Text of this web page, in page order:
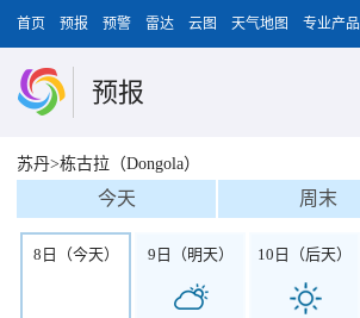
首页 预报 预警 雷达 云图 天气地图 专业产品
预报
苏丹>栋古拉（Dongola）
今天 周末
8日（今天） 9日（明天） 10日（后天）